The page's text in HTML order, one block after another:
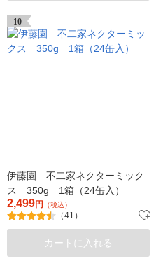
10
伊藤園 不二家ネクターミック
ス 350g 1箱（24缶入）
2,499円 （税込）
（41）
カートに入れる